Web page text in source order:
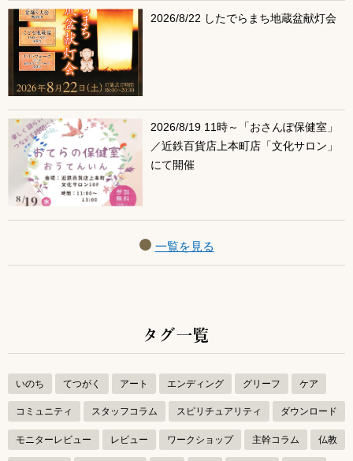
2026/8/22 したでらまち地蔵盆献灯会
2026/8/19 11時～「おさんぽ保健室」
／近鉄百貨店上本町店「文化サロン」
にて開催
一覧を見る
タグ一覧
いのち てつがく アート エンディング グリーフ ケア
コミュニティ スタッフコラム スピリチュアリティ ダウンロード
モニターレビュー レビュー ワークショップ 主幹コラム 仏教